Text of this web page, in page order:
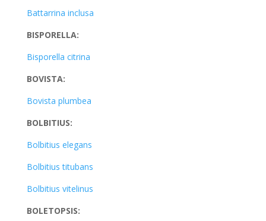
Battarrina inclusa
BISPORELLA:
Bisporella citrina
BOVISTA:
Bovista plumbea
BOLBITIUS:
Bolbitius elegans
Bolbitius titubans
Bolbitius vitelinus
BOLETOPSIS: